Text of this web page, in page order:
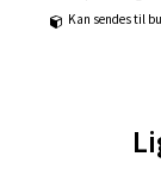
Kan sendes til